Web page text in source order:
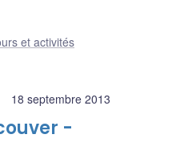
et activités
18 septembre 2013
-